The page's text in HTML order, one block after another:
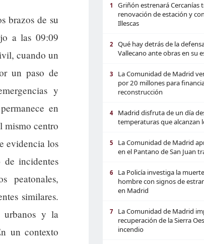
brazos de su
a las 09:09
cuando un
un paso de
y
en
mismo centro
evidencia los
de incidentes
peatonales,
similares.
urbanos y la
un contexto
1
Griñón estrenará Cercanías
renovación de estación y
Illescas
2
Qué hay detrás de la
Vallecano ante obras en su
3
La Comunidad de Madrid
por 20 millones para
reconstrucción
4
Madrid disfruta de un día
temperaturas que alcanzan
5
La Comunidad de Madrid
en el Pantano de San Juan
6
La Policía investiga la
hombre con signos de
en Madrid
7
La Comunidad de Madrid
recuperación de la Sierra
incendio